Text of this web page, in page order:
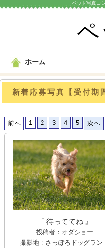
ペット写真コ
ペ
ホーム
新着応募写真【受付
前ヘ 1 2 3 4 5 次ヘ
『 待っててね 』
投稿者：オダショー
撮影地：さっぽろドッグラン